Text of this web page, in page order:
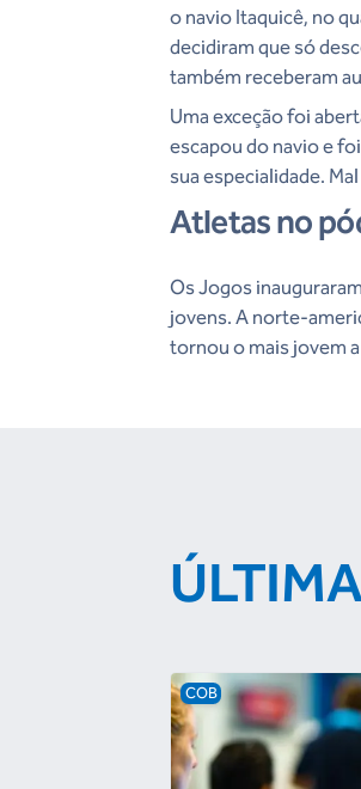
o navio Itaquicê, no
decidiram que só
também receberam
Uma exceção foi
escapou do navio e
sua especialidade.
Atletas no
Os Jogos
jovens. A norte-
tornou o mais jovem a
COB